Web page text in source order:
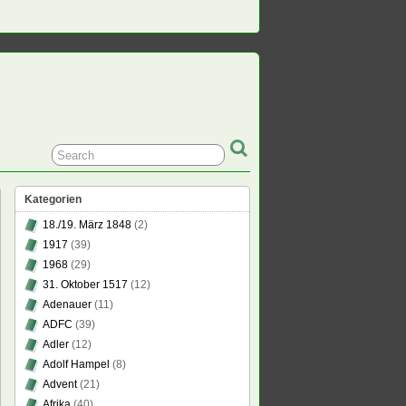
Kategorien
18./19. März 1848 (2)
1917 (39)
1968 (29)
31. Oktober 1517 (12)
Adenauer (11)
ADFC (39)
Adler (12)
Adolf Hampel (8)
Advent(21)